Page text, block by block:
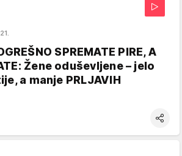
SPREMATE PIRE, A
Žene oduševljene – jelo
a manje PRLJAVIH